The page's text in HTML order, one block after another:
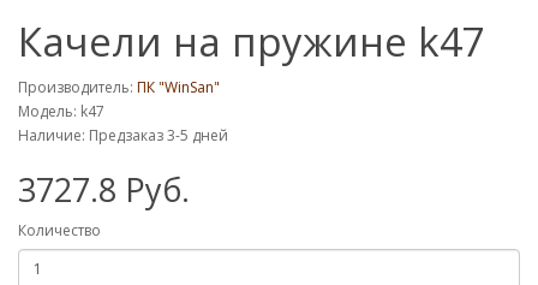
Качели на пружине k47
Производитель: ПК "WinSan"
Модель: k47
Наличие: Предзаказ 3-5 дней
3727.8 Руб.
Количество